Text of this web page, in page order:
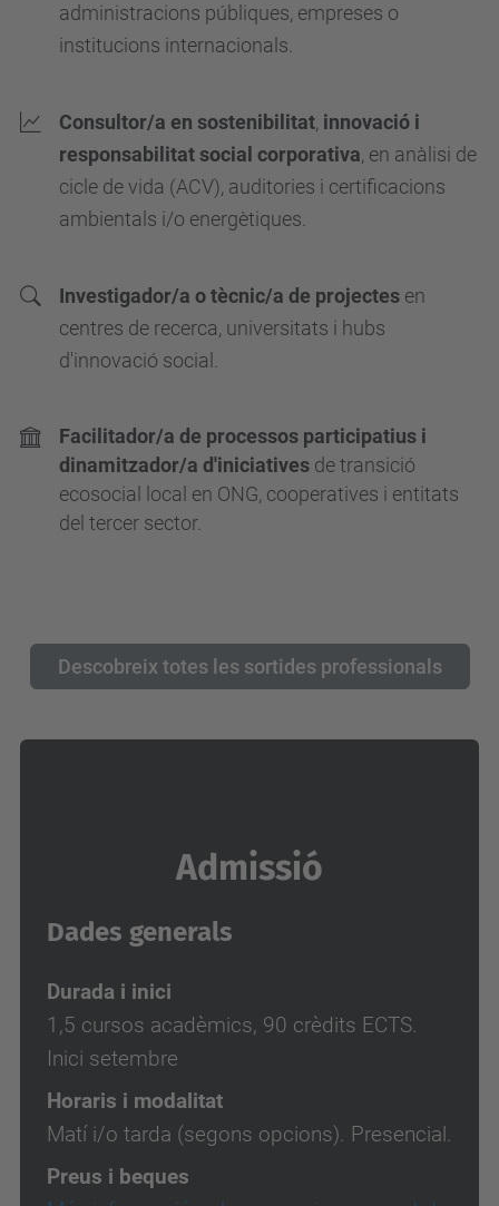
administracions públiques, empreses o
institucions internacionals.
Consultor/a en sostenibilitat, innovació i
responsabilitat social corporativa, en anàlisi de
cicle de vida (ACV), auditories i certificacions
ambientals i/o energètiques.
Investigador/a o tècnic/a de projectes en
centres de recerca, universitats i hubs
d'innovació social.
Facilitador/a de processos participatius i
dinamitzador/a d'iniciatives de transició
ecosocial local en ONG, cooperatives i entitats
del tercer sector.
Descobreix totes les sortides professionals
Admissió
Dades generals
Durada i inici
1,5 cursos acadèmics, 90 crèdits ECTS.
Inici setembre
Horaris i modalitat
Matí i/o tarda (segons opcions). Presencial.
Preus i beques